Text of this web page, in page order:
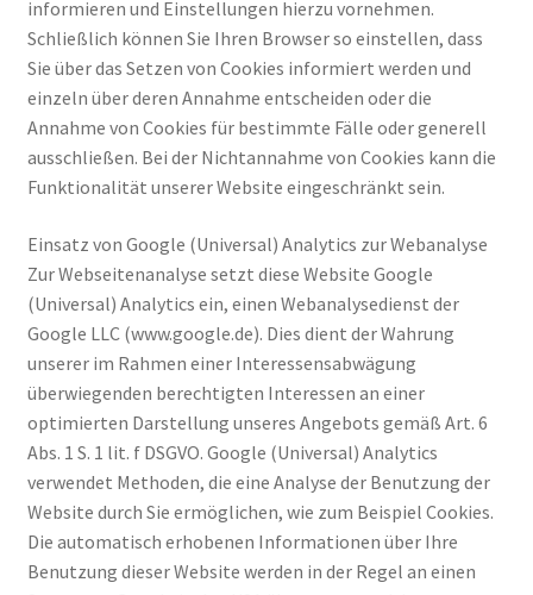
informieren und Einstellungen hierzu vornehmen.
Schließlich können Sie Ihren Browser so einstellen, dass
Sie über das Setzen von Cookies informiert werden und
einzeln über deren Annahme entscheiden oder die
Annahme von Cookies für bestimmte Fälle oder generell
ausschließen. Bei der Nichtannahme von Cookies kann die
Funktionalität unserer Website eingeschränkt sein.
Einsatz von Google (Universal) Analytics zur Webanalyse
Zur Webseitenanalyse setzt diese Website Google
(Universal) Analytics ein, einen Webanalysedienst der
Google LLC (www.google.de). Dies dient der Wahrung
unserer im Rahmen einer Interessensabwägung
überwiegenden berechtigten Interessen an einer
optimierten Darstellung unseres Angebots gemäß Art. 6
Abs. 1 S. 1 lit. f DSGVO. Google (Universal) Analytics
verwendet Methoden, die eine Analyse der Benutzung der
Website durch Sie ermöglichen, wie zum Beispiel Cookies.
Die automatisch erhobenen Informationen über Ihre
Benutzung dieser Website werden in der Regel an einen